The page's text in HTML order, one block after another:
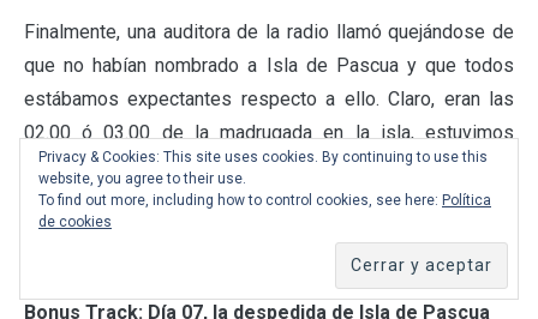
Finalmente, una auditora de la radio llamó quejándose de
que no habían nombrado a Isla de Pascua y que todos
estábamos expectantes respecto a ello. Claro, eran las
02.00 ó 03.00 de la madrugada en la isla, estuvimos
alrededor de 8 horas «viviendo la alerta«. En la siguiente
nota de prensa con los encargados gubernamentales,
canceló la alerta y por fin pudimos volver al hostal que
Bonus Track: Día 07, la despedida de Isla de Pascua
Privacy & Cookies: This site uses cookies. By continuing to use this
website, you agree to their use.
To find out more, including how to control cookies, see here: Política
de cookies